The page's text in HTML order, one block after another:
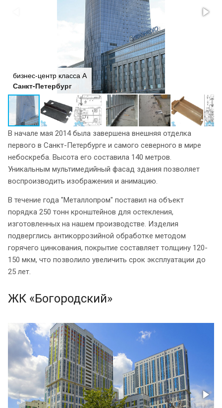
бизнес-центр класса А
Санкт-Петербург
В начале мая 2014 была завершена внешняя отделка
первого в Санкт-Петербурге и самого северного в мире
небоскреба. Высота его составила 140 метров.
Уникальным мультимедийный фасад здания позволяет
воспроизводить изображения и анимацию.
В течение года "Металлопром" поставил на объект
порядка 250 тонн кронштейнов для остекления,
изготовленных на нашем производстве. Изделия
подверглись антикоррозийной обработке методом
горячего цинкования, покрытие составляет толщину 120-
150 мкм, что позволило увеличить срок эксплуатации до
25 лет.
ЖК «Богородский»